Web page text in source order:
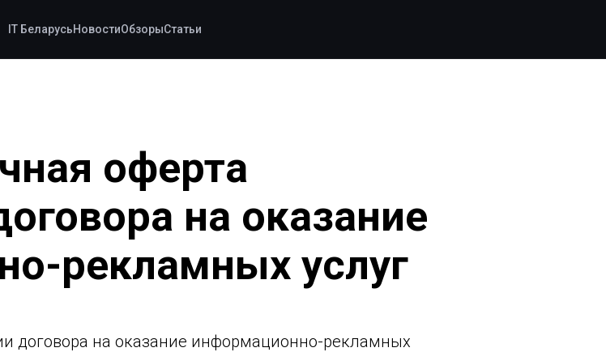
IT БеларусьНовостиОбзорыСтатьи
оферта
на оказание
рекламных услуг
договора на оказание информационно-рекламных